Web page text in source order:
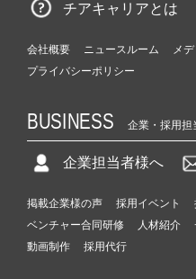
チアキャリアとは
会社概要 ニュースルーム
メ
プライバシーポリシー
BUSINESS 企業・採用担
企業担当者様へ
掲載企業様の声 採用イベント
ベンチャー合同研修
人材紹介
動画制作
採用代行